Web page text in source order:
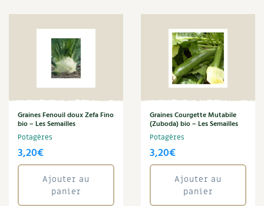
Les 4 saisons
Archives
Carnets de saison
Dossier4 saisons
Actualités
Vidéos et podcasts
Tournesol
Verveine
Verveine de Buenos Aires
Annuler les filtres
Graines Fenouil doux Zefa Fino
bio – Les Semailles
Potagères
3,20€
Ajouter au
panier
Graines Courgette Mutabile
(Zuboda) bio – Les Semailles
Potagères
3,20€
Ajouter au
panier